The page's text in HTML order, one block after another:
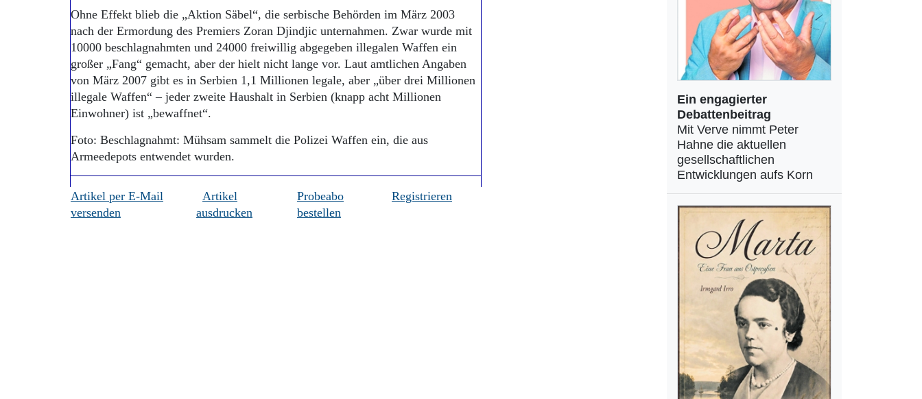
Ohne Effekt blieb die „Aktion Säbel“, die serbische Behörden im März 2003
nach der Ermordung des Premiers Zoran Djindjic unternahmen. Zwar wurde mit
10000 beschlagnahmten und 24000 freiwillig abgegeben illegalen Waffen ein
großer „Fang“ gemacht, aber der hielt nicht lange vor. Laut amtlichen Angaben
von März 2007 gibt es in Serbien 1,1 Millionen legale, aber „über drei Millionen
illegale Waffen“ – jeder zweite Haushalt in Serbien (knapp acht Millionen
Einwohner) ist „bewaffnet“.
Foto: Beschlagnahmt: Mühsam sammelt die Polizei Waffen ein, die aus
Armeedepots entwendet wurden.
Artikel per E-Mail
versenden
Artikel
ausdrucken
Probeabo
bestellen
Registrieren
Ein engagierter
Debattenbeitrag
Mit Verve nimmt Peter
Hahne die aktuellen
gesellschaftlichen
Entwicklungen aufs Korn